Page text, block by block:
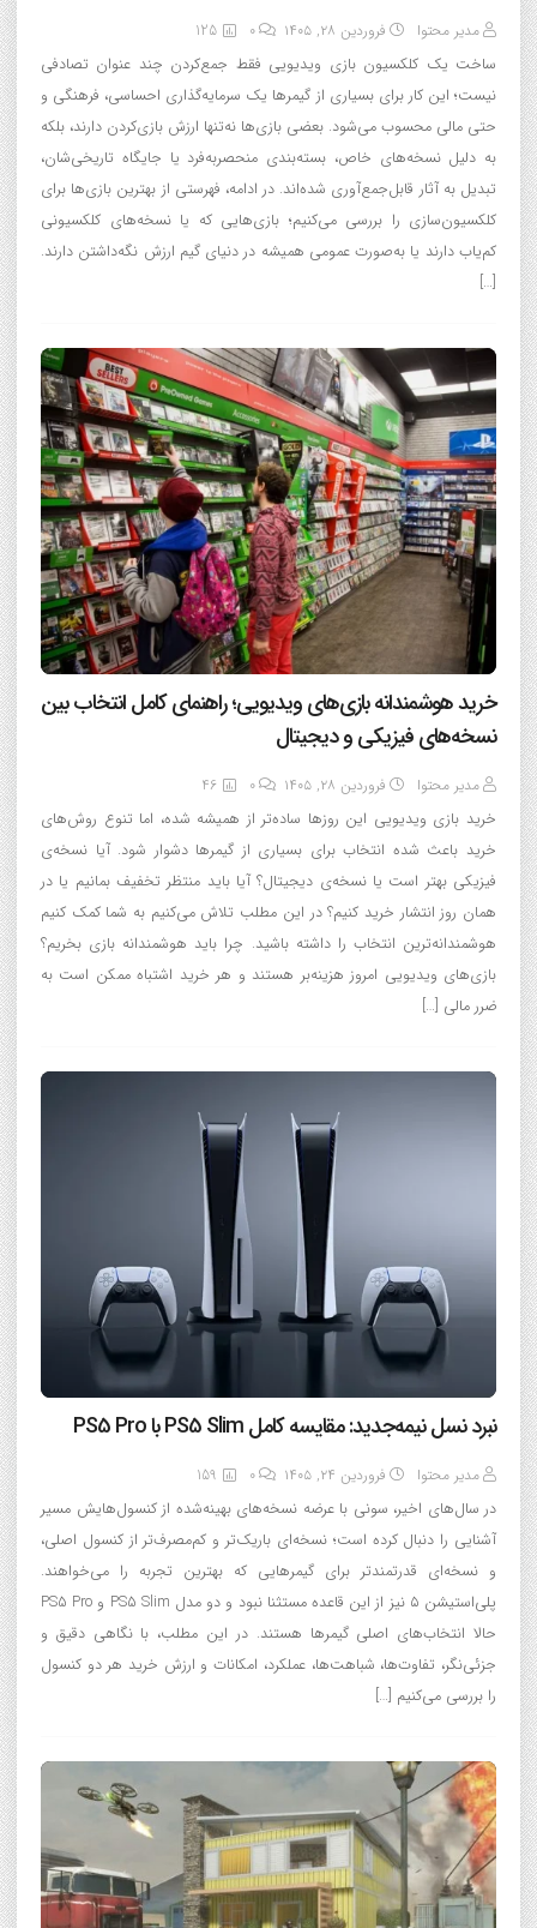
مدیر محتوا فروردین ۲۸, ۱۴۰۵ 0
125
ساخت یک کلکسیون بازی ویدیویی فقط جمع‌کردن چند عنوان تصادفی
نیست؛ این کار برای بسیاری از گیمرها یک سرمایه‌گذاری احساسی، فرهنگی و
حتی مالی محسوب می‌شود. بعضی بازی‌ها نه‌تنها ارزش بازی‌کردن دارند، بلکه
به دلیل نسخه‌های خاص، بسته‌بندی منحصربه‌فرد یا جایگاه تاریخی‌شان،
تبدیل به آثار قابل‌جمع‌آوری شده‌اند. در ادامه، فهرستی از بهترین بازی‌ها برای
کلکسیون‌سازی را بررسی می‌کنیم؛ بازی‌هایی که یا نسخه‌های کلکسیونی
کم‌یاب دارند یا به‌صورت عمومی همیشه در دنیای گیم ارزش نگه‌داشتن دارند.
[…]
خرید هوشمندانه بازی‌های ویدیویی؛ راهنمای کامل انتخاب بین
نسخه‌های فیزیکی و دیجیتال
مدیر محتوا فروردین ۲۸, ۱۴۰۵ 0
46
خرید بازی ویدیویی این روزها ساده‌تر از همیشه شده، اما تنوع روش‌های
خرید باعث شده انتخاب برای بسیاری از گیمرها دشوار شود. آیا نسخه‌ی
فیزیکی بهتر است یا نسخه‌ی دیجیتال؟ آیا باید منتظر تخفیف بمانیم یا در
همان روز انتشار خرید کنیم؟ در این مطلب تلاش می‌کنیم به شما کمک کنیم
هوشمندانه‌ترین انتخاب را داشته باشید. چرا باید هوشمندانه بازی بخریم؟
بازی‌های ویدیویی امروز هزینه‌بر هستند و هر خرید اشتباه ممکن است به
ضرر مالی […]
نبرد نسل نیمه‌جدید: مقایسه کامل PS5 Slim با PS5 Pro
مدیر محتوا فروردین ۲۴, ۱۴۰۵ 0
159
در سال‌های اخیر، سونی با عرضه نسخه‌های بهینه‌شده از کنسول‌هایش مسیر
آشنایی را دنبال کرده است؛ نسخه‌ای باریک‌تر و کم‌مصرف‌تر از کنسول اصلی،
و نسخه‌ای قدرتمندتر برای گیمرهایی که بهترین تجربه را می‌خواهند.
پلی‌استیشن ۵ نیز از این قاعده مستثنا نبود و دو مدل PS5 Slim و PS5 Pro
حالا انتخاب‌های اصلی گیمرها هستند. در این مطلب، با نگاهی دقیق و
جزئی‌نگر، تفاوت‌ها، شباهت‌ها، عملکرد، امکانات و ارزش خرید هر دو کنسول
را بررسی می‌کنیم […]